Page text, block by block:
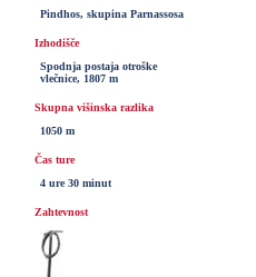
Pindhos, skupina Parnassosa
Izhodišče
Spodnja postaja otroške
vlečnice, 1807 m
Skupna višinska razlika
1050 m
Čas ture
4 ure 30 minut
Zahtevnost